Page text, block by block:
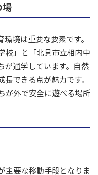
場
境は重要な要素です。
校」と「北見市立相内中
が通学しています。自然
できる点が魅力です。
が外で安全に遊べる場所
主要な移動手段となりま